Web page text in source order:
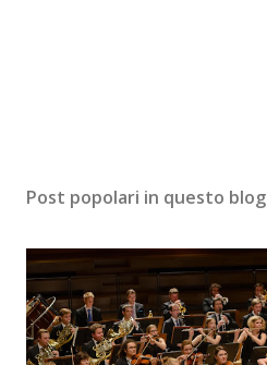
Post popolari in questo blog